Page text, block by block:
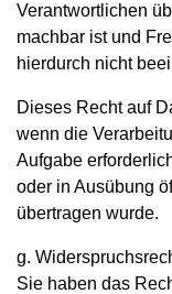
Verantwortlichen
machbar ist und
hierdurch nicht
Dieses Recht auf
wenn die
Aufgabe
oder in Ausübung
übertragen wurde.
g.
Sie haben das